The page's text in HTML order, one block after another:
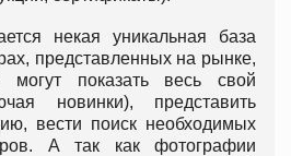
некая уникальная база
представленных на рынке,
могут показать весь свой
новинки), представить
вести поиск необходимых
А так как фотографии